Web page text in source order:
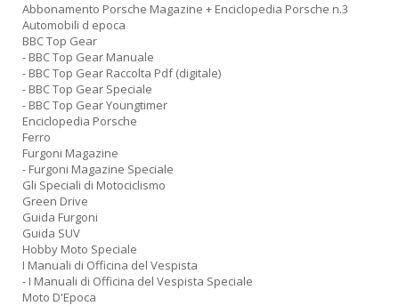
Abbonamento Porsche Magazine + Enciclopedia Porsche n.3
Automobili d epoca
BBC Top Gear
- BBC Top Gear Manuale
- BBC Top Gear Raccolta Pdf (digitale)
- BBC Top Gear Speciale
- BBC Top Gear Youngtimer
Enciclopedia Porsche
Ferro
Furgoni Magazine
- Furgoni Magazine Speciale
Gli Speciali di Motociclismo
Green Drive
Guida Furgoni
Guida SUV
Hobby Moto Speciale
I Manuali di Officina del Vespista
- I Manuali di Officina del Vespista Speciale
Moto D'Epoca